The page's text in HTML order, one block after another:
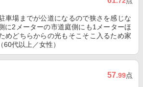
車場までが公道になるので狭さを感じな
に2メーターの市道庭側にも1メーターほ
めどちらからの光もそこそこ入るため家
代以上／女性）
57.99点